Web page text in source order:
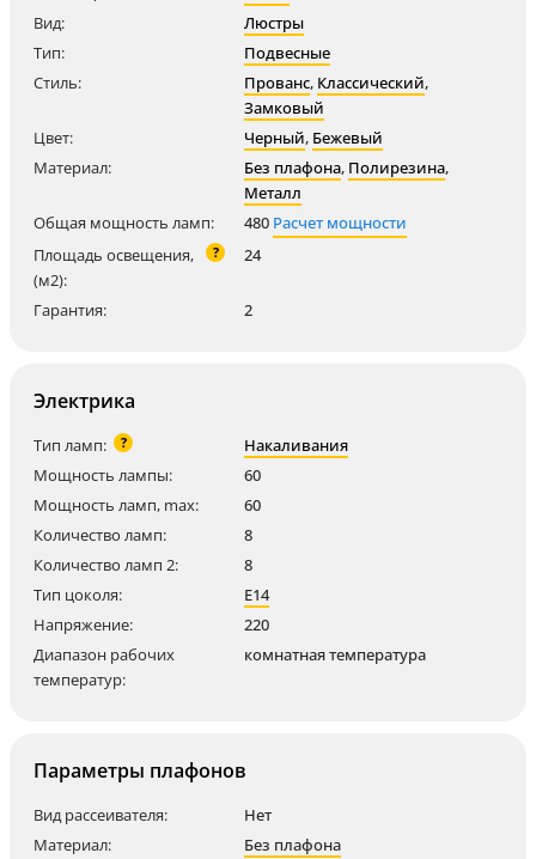
Вид:
Люстры
Тип:
Подвесные
Стиль:
Прованс, Классический,
Замковый
Цвет:
Черный, Бежевый
Материал:
Без плафона, Полирезина,
Металл
Общая мощность ламп:
480 Расчет мощности
Площадь освещения,
(м2):
? 24
Гарантия: 2
Электрика
Тип ламп: ?
Накаливания
Мощность лампы:
60
Мощность ламп, max:
60
Количество ламп:
8
Количество ламп 2:
8
Тип цоколя:
E14
Напряжение:
220
Диапазон рабочих
температур:
комнатная температура
Параметры плафонов
Вид рассеивателя:
Нет
Материал:
Без плафона